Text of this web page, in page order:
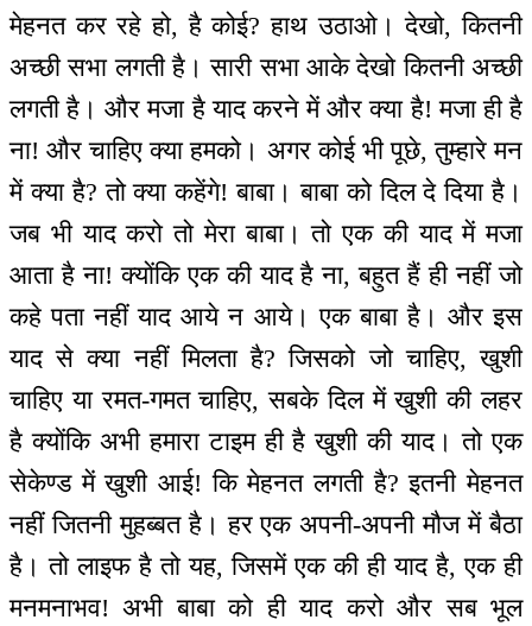
मेहनत कर रहे हो, है कोई? हाथ उठाओ। देखो, कितनी
अच्छी सभा लगती है। सारी सभा आके देखो कितनी अच्छी
लगती है। और मजा है याद करने में और क्या है! मजा ही है
ना! और चाहिए क्या हमको। अगर कोई भी पूछे, तुम्हारे मन
में क्या है? तो क्या कहेंगे! बाबा। बाबा को दिल दे दिया है।
जब भी याद करो तो मेरा बाबा। तो एक की याद में मजा
आता है ना! क्योंकि एक की याद है ना, बहुत हैं ही नहीं जो
कहे पता नहीं याद आये न आये। एक बाबा है। और इस
याद से क्या नहीं मिलता है? जिसको जो चाहिए, खुशी
चाहिए या रमत-गमत चाहिए, सबके दिल में खुशी की लहर
है क्योंकि अभी हमारा टाइम ही है खुशी की याद। तो एक
सेकेण्ड में खुशी आई! कि मेहनत लगती है? इतनी मेहनत
नहीं जितनी मुहब्बत है। हर एक अपनी-अपनी मौज में बैठा
है। तो लाइफ है तो यह, जिसमें एक की ही याद है, एक ही
मनमनाभव! अभी बाबा को ही याद करो और सब भूल